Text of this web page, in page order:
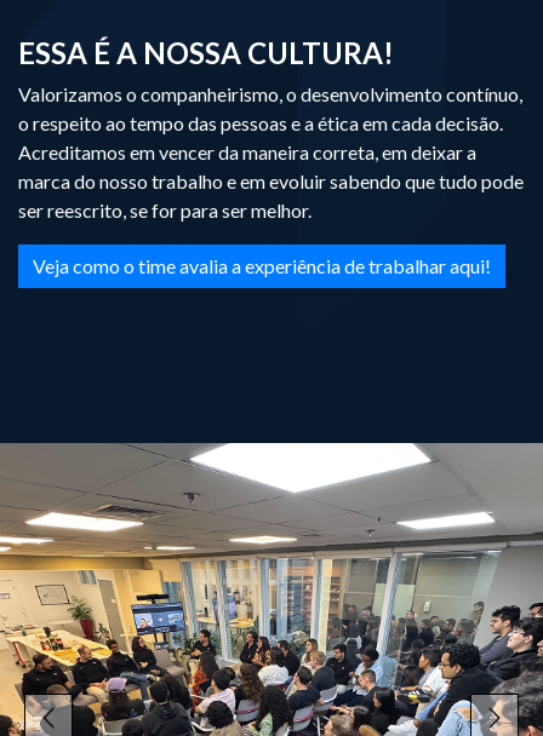
ESSA É A NOSSA CULTURA!
Valorizamos o companheirismo, o desenvolvimento contínuo,
o respeito ao tempo das pessoas e a ética em cada decisão.
Acreditamos em vencer da maneira correta, em deixar a
marca do nosso trabalho e em evoluir sabendo que tudo pode
ser reescrito, se for para ser melhor.
Veja como o time avalia a experiência de trabalhar aqui!